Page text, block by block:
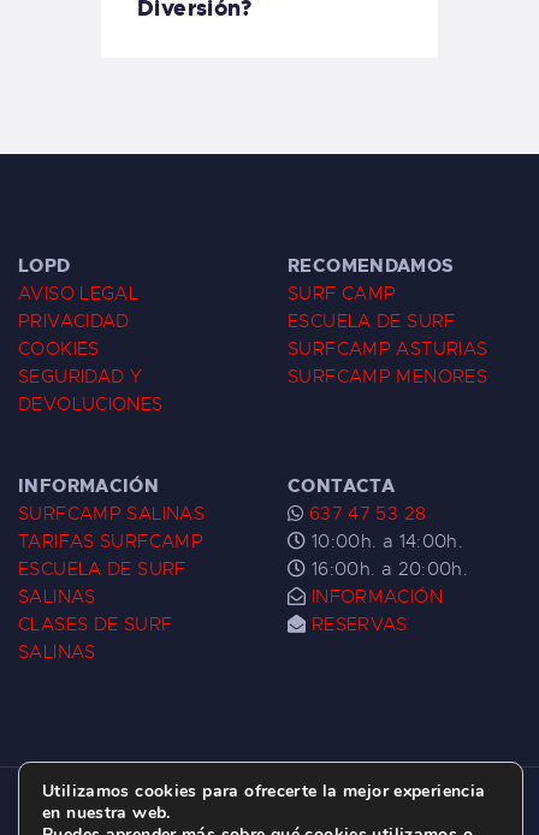
Diversión?
LOPD
AVISO LEGAL
PRIVACIDAD
COOKIES
SEGURIDAD Y
DEVOLUCIONES
RECOMENDAMOS
SURF CAMP
ESCUELA DE SURF
SURFCAMP ASTURIAS
SURFCAMP MENORES
INFORMACIÓN
SURFCAMP SALINAS
TARIFAS SURFCAMP
ESCUELA DE SURF
SALINAS
CLASES DE SURF
SALINAS
CONTACTA
637 47 53 28
10:00h. a 14:00h.
16:00h. a 20:00h.
INFORMACIÓN
RESERVAS
ESCUELA DE SURF LAS DUNAS ©
2026.
Utilizamos cookies para ofrecerte la mejor experiencia
en nuestra web.